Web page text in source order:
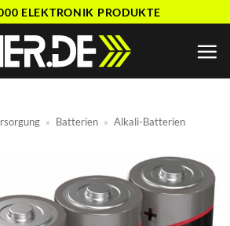
ELEKTRONIK PRODUKTE
» Batterien » Alkali-Batterien